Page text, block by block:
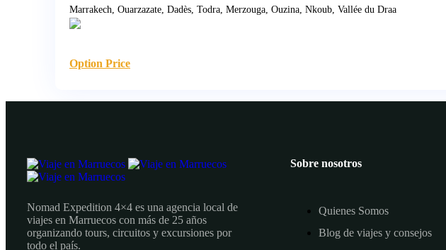
Marrakech, Ouarzazate, Dadès, Todra, Merzouga, Ouzina, Nkoub, Vallée du Draa
Option Price
Nomad Expedition 4×4 es una agencia local de
viajes en Marruecos con más de 25 años
organizando tours, circuitos y excursiones por
todo el país.
Sobre nosotros
Quienes Somos
Blog de viajes y consejos